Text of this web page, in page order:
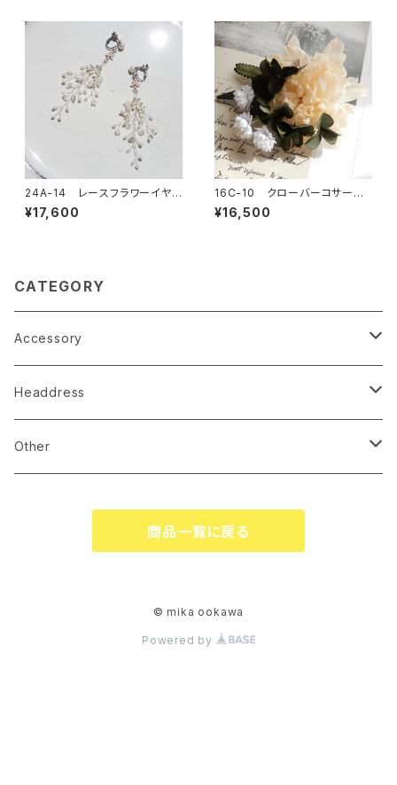
24A-14 レースフラワーイヤリ
ングorピアス
¥17,600
16C-10 クローバーコサージ
ュ
¥16,500
CATEGORY
Accessory
earrings
pierce
Headdress
linestone comb
Other
商品一覧に戻る
© mika ookawa
Powered by